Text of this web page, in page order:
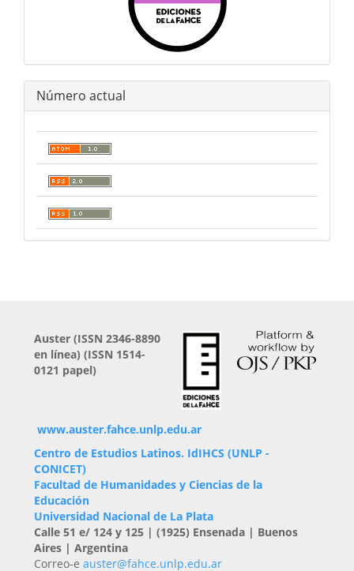
Número actual
Auster (ISSN 2346-8890
en línea) (ISSN 1514-
0121 papel)
www.auster.fahce.unlp.edu.ar
Centro de Estudios Latinos. IdIHCS (UNLP -
CONICET)
Facultad de Humanidades y Ciencias de la
Educación
Universidad Nacional de La Plata
Calle 51 e/ 124 y 125 | (1925) Ensenada | Buenos
Aires | Argentina
Correo-e auster@fahce.unlp.edu.ar